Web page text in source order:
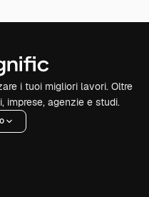
i tuoi migliori lavori. Oltre
imprese, agenzie e studi.